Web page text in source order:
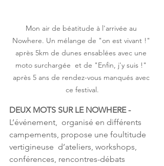
Mon air de béatitude à l'arrivée au
Nowhere. Un mélange de "on est vivant !"
après 5km de dunes ensablées avec une
moto surchargée  et de "Enfin, j'y suis !"
après 5 ans de rendez-vous manqués avec
ce festival.
DEUX MOTS SUR LE NOWHERE -
L’événement,  organisé en différents
campements, propose une foultitude
vertigineuse  d’ateliers, workshops,
conférences, rencontres-débats